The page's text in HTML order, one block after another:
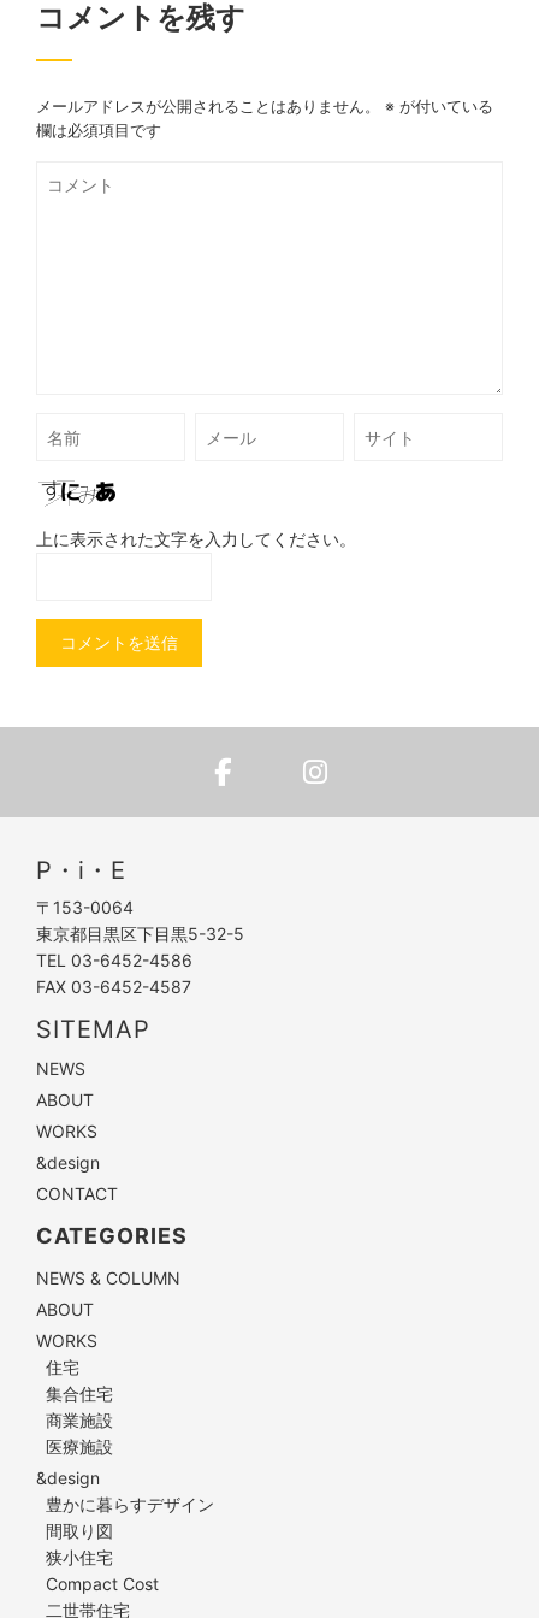
コメントを残す
メールアドレスが公開されることはありません。 ※ が付いている
欄は必須項目です
上に表示された文字を入力してください。
P・i・E
〒153-0064
東京都目黒区下目黒5-32-5
TEL 03-6452-4586
FAX 03-6452-4587
SITEMAP
NEWS
ABOUT
WORKS
&design
CONTACT
CATEGORIES
NEWS & COLUMN
ABOUT
WORKS
住宅
集合住宅
商業施設
医療施設
&design
豊かに暮らすデザイン
間取り図
狭小住宅
Compact Cost
二世帯住宅